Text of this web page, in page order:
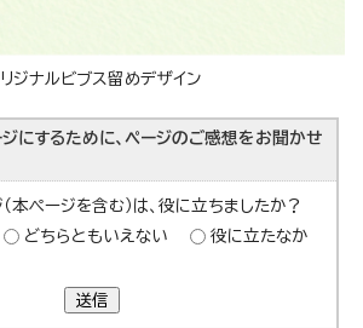
ジナルビブス留めデザイン
にするために、ページのご感想をお聞かせ
本ページを含む）は、役に立ちましたか？
どちらともいえない
役に立たなか
送信